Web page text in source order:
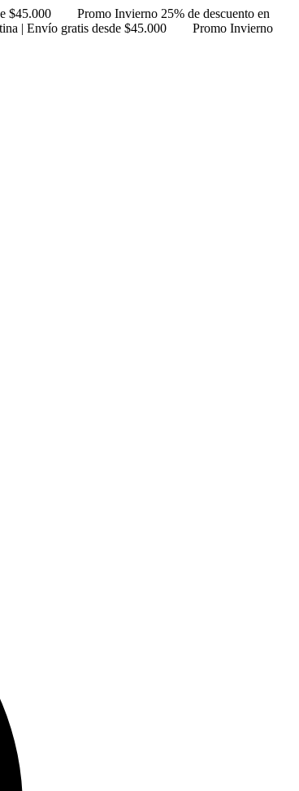
$45.000
Promo Invierno 25% de descuento en
| Envío gratis desde $45.000
Promo Invierno